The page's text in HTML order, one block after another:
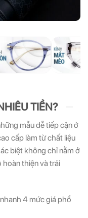
TIỀN?
mẫu dễ tiếp cận ở
cấp làm từ chất liệu
biệt không chỉ nằm ở
hoàn thiện và trải
4 mức giá phổ